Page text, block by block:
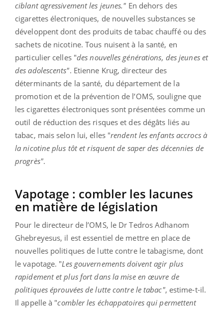
ciblant agressivement les jeunes." En dehors des
cigarettes électroniques, de nouvelles substances se
développent dont des produits de tabac chauffé ou des
sachets de nicotine. Tous nuisent à la santé, en
particulier celles "des nouvelles générations, des jeunes et
des adolescents". Etienne Krug, directeur des
déterminants de la santé, du département de la
promotion et de la prévention de l’OMS, souligne que
les cigarettes électroniques sont présentées comme un
outil de réduction des risques et des dégâts liés au
tabac, mais selon lui, elles "rendent les enfants accrocs à
la nicotine plus tôt et risquent de saper des décennies de
progrès".
Vapotage : combler les lacunes
en matière de législation
Pour le directeur de l’OMS, le Dr Tedros Adhanom
Ghebreyesus, il est essentiel de mettre en place de
nouvelles politiques de lutte contre le tabagisme, dont
le vapotage. "Les gouvernements doivent agir plus
rapidement et plus fort dans la mise en œuvre de
politiques éprouvées de lutte contre le tabac", estime-t-il.
Il appelle à "combler les échappatoires qui permettent